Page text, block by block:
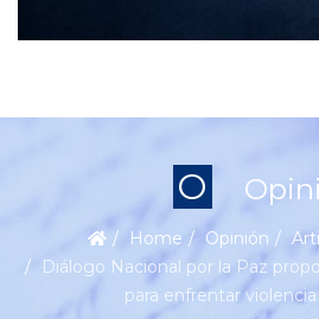
O
Home Opinión
Diálogo Nacional por la Paz
para enfrentar